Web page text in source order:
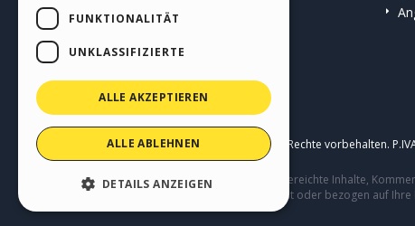
Copyright © 2026Incomedia s.r.l. Alle Rechte vorbehalten.
Diese Seite enthält von Benutzern eingereichte Inhalte,
Verhalten von Dritten in Verbindung mit oder bezogen auf
FUNKTIONALITÄT
UNKLASSIFIZIERTE
ALLE AKZEPTIEREN
ALLE ABLEHNEN
DETAILS ANZEIGEN